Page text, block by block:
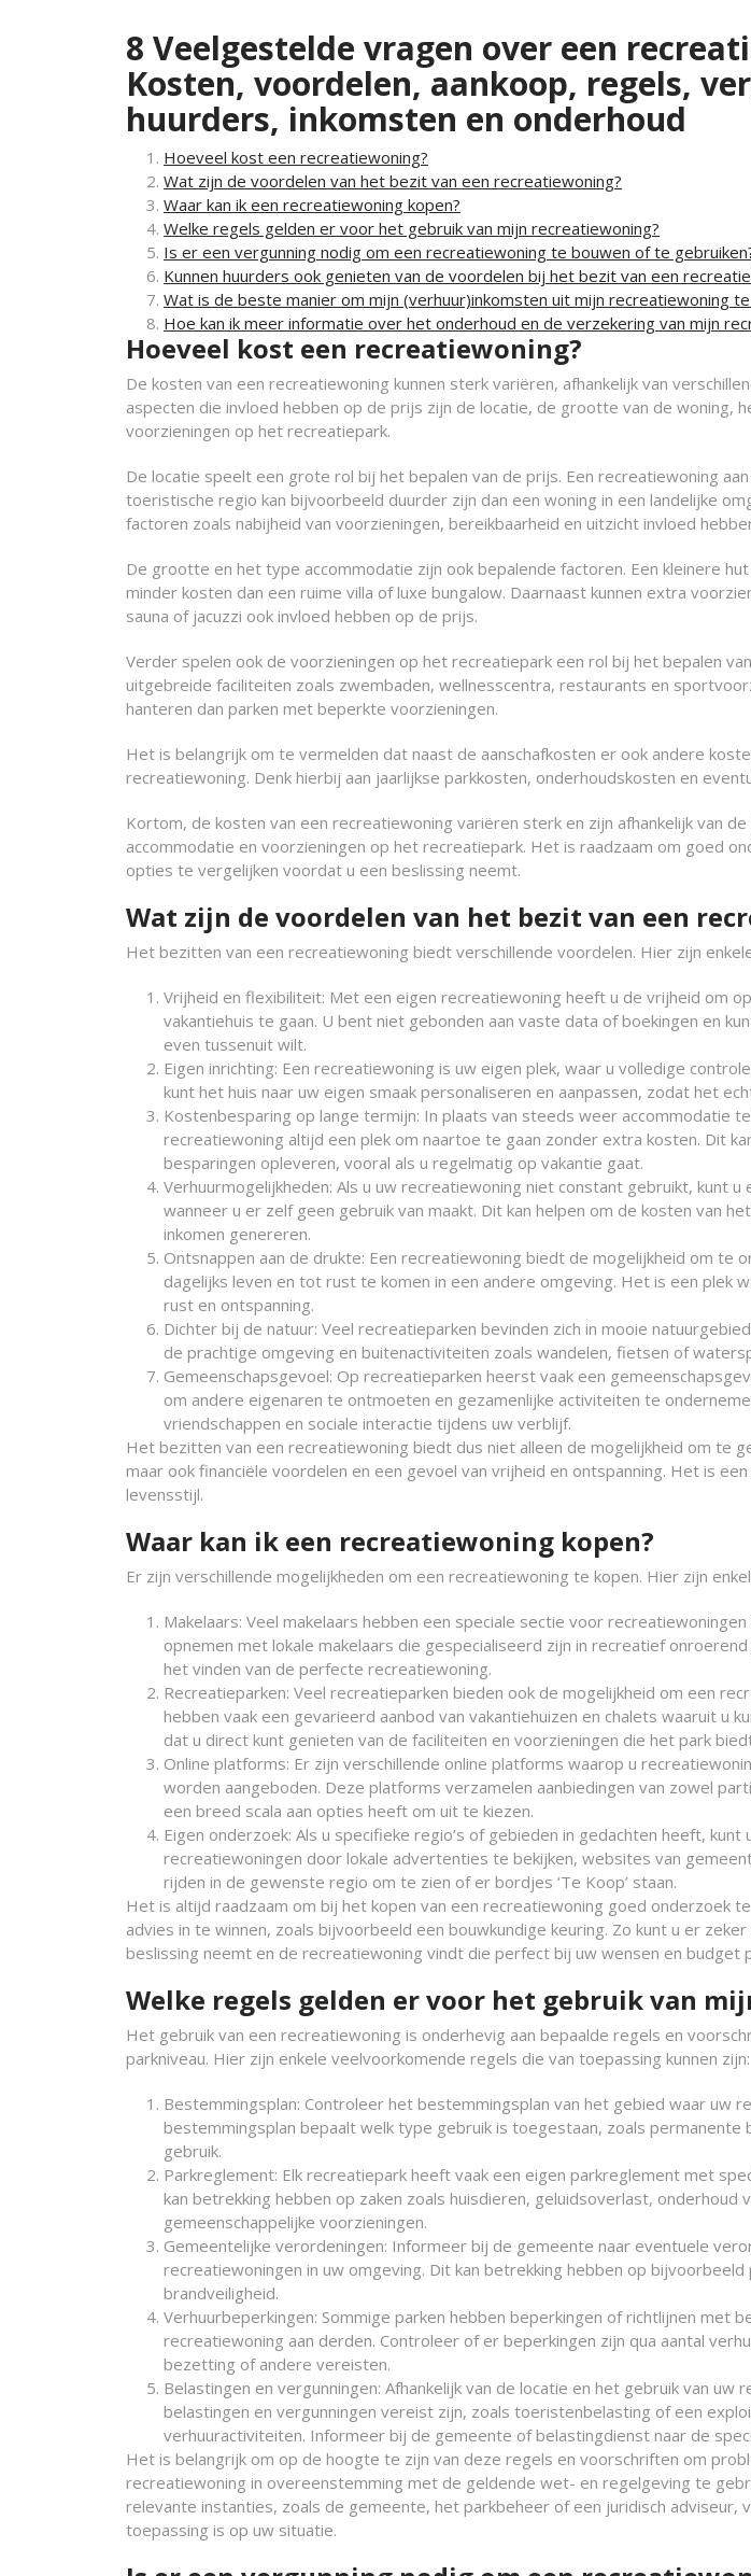
8 Veelgestelde vragen over een
Kosten, voordelen, aankoop, regels,
huurders, inkomsten en onderhoud
Hoeveel kost een recreatiewoning?
Wat zijn de voordelen van het bezit van een recreatiewoning?
Waar kan ik een recreatiewoning kopen?
Welke regels gelden er voor het gebruik van mijn recreatiewoning?
Is er een vergunning nodig om een recreatiewoning te bouwen of te
Kunnen huurders ook genieten van de voordelen bij het bezit van een
Wat is de beste manier om mijn (verhuur)inkomsten uit mijn recreatiewoning
Hoe kan ik meer informatie over het onderhoud en de verzekering van mijn
Hoeveel kost een recreatiewoning?
De kosten van een recreatiewoning kunnen sterk variëren, afhankelijk van
aspecten die invloed hebben op de prijs zijn de locatie, de grootte van de woning,
voorzieningen op het recreatiepark.
De locatie speelt een grote rol bij het bepalen van de prijs. Een recreatiewoning
toeristische regio kan bijvoorbeeld duurder zijn dan een woning in een landelijke
factoren zoals nabijheid van voorzieningen, bereikbaarheid en uitzicht invloed
De grootte en het type accommodatie zijn ook bepalende factoren. Een kleinere
minder kosten dan een ruime villa of luxe bungalow. Daarnaast kunnen extra
sauna of jacuzzi ook invloed hebben op de prijs.
Verder spelen ook de voorzieningen op het recreatiepark een rol bij het bepalen
uitgebreide faciliteiten zoals zwembaden, wellnesscentra, restaurants en
hanteren dan parken met beperkte voorzieningen.
Het is belangrijk om te vermelden dat naast de aanschafkosten er ook andere
recreatiewoning. Denk hierbij aan jaarlijkse parkkosten, onderhoudskosten en
Kortom, de kosten van een recreatiewoning variëren sterk en zijn afhankelijk van
accommodatie en voorzieningen op het recreatiepark. Het is raadzaam om goed
opties te vergelijken voordat u een beslissing neemt.
Wat zijn de voordelen van het bezit van een
Het bezitten van een recreatiewoning biedt verschillende voordelen. Hier zijn
Vrijheid en flexibiliteit: Met een eigen recreatiewoning heeft u de vrijheid om
vakantiehuis te gaan. U bent niet gebonden aan vaste data of boekingen en
even tussenuit wilt.
Eigen inrichting: Een recreatiewoning is uw eigen plek, waar u volledige
kunt het huis naar uw eigen smaak personaliseren en aanpassen, zodat het
Kostenbesparing op lange termijn: In plaats van steeds weer accommodatie
recreatiewoning altijd een plek om naartoe te gaan zonder extra kosten. Dit
besparingen opleveren, vooral als u regelmatig op vakantie gaat.
Verhuurmogelijkheden: Als u uw recreatiewoning niet constant gebruikt, kunt
wanneer u er zelf geen gebruik van maakt. Dit kan helpen om de kosten van
inkomen genereren.
Ontsnappen aan de drukte: Een recreatiewoning biedt de mogelijkheid om te
dagelijks leven en tot rust te komen in een andere omgeving. Het is een plek
rust en ontspanning.
Dichter bij de natuur: Veel recreatieparken bevinden zich in mooie
de prachtige omgeving en buitenactiviteiten zoals wandelen, fietsen of
Gemeenschapsgevoel: Op recreatieparken heerst vaak een
om andere eigenaren te ontmoeten en gezamenlijke activiteiten te
vriendschappen en sociale interactie tijdens uw verblijf.
Het bezitten van een recreatiewoning biedt dus niet alleen de mogelijkheid om te
maar ook financiële voordelen en een gevoel van vrijheid en ontspanning. Het is
levensstijl.
Waar kan ik een recreatiewoning kopen?
Er zijn verschillende mogelijkheden om een recreatiewoning te kopen. Hier zijn
Makelaars: Veel makelaars hebben een speciale sectie voor
opnemen met lokale makelaars die gespecialiseerd zijn in recreatief
het vinden van de perfecte recreatiewoning.
Recreatieparken: Veel recreatieparken bieden ook de mogelijkheid om een
hebben vaak een gevarieerd aanbod van vakantiehuizen en chalets waaruit u
dat u direct kunt genieten van de faciliteiten en voorzieningen die het park
Online platforms: Er zijn verschillende online platforms waarop u
worden aangeboden. Deze platforms verzamelen aanbiedingen van zowel
een breed scala aan opties heeft om uit te kiezen.
Eigen onderzoek: Als u specifieke regio’s of gebieden in gedachten heeft, kunt
recreatiewoningen door lokale advertenties te bekijken, websites van
rijden in de gewenste regio om te zien of er bordjes ‘Te Koop’ staan.
Het is altijd raadzaam om bij het kopen van een recreatiewoning goed onderzoek
advies in te winnen, zoals bijvoorbeeld een bouwkundige keuring. Zo kunt u er
beslissing neemt en de recreatiewoning vindt die perfect bij uw wensen en budget
Welke regels gelden er voor het gebruik van
Het gebruik van een recreatiewoning is onderhevig aan bepaalde regels en
parkniveau. Hier zijn enkele veelvoorkomende regels die van toepassing kunnen zijn:
Bestemmingsplan: Controleer het bestemmingsplan van het gebied waar uw
bestemmingsplan bepaalt welk type gebruik is toegestaan, zoals permanente
gebruik.
Parkreglement: Elk recreatiepark heeft vaak een eigen parkreglement met
kan betrekking hebben op zaken zoals huisdieren, geluidsoverlast, onderhoud
gemeenschappelijke voorzieningen.
Gemeentelijke verordeningen: Informeer bij de gemeente naar eventuele
recreatiewoningen in uw omgeving. Dit kan betrekking hebben op
brandveiligheid.
Verhuurbeperkingen: Sommige parken hebben beperkingen of richtlijnen met
recreatiewoning aan derden. Controleer of er beperkingen zijn qua aantal
bezetting of andere vereisten.
Belastingen en vergunningen: Afhankelijk van de locatie en het gebruik van uw
belastingen en vergunningen vereist zijn, zoals toeristenbelasting of een
verhuuractiviteiten. Informeer bij de gemeente of belastingdienst naar de
Het is belangrijk om op de hoogte te zijn van deze regels en voorschriften om
recreatiewoning in overeenstemming met de geldende wet- en regelgeving te
relevante instanties, zoals de gemeente, het parkbeheer of een juridisch adviseur,
toepassing is op uw situatie.